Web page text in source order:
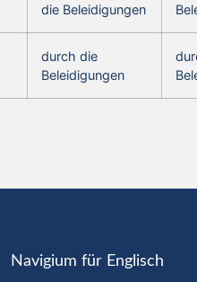
die Beleidigungen
durch die
Beleidigungen
Navigium für Englisch